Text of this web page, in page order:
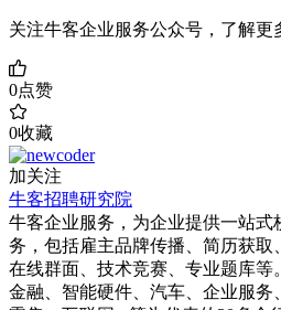
关注牛客企业服务公众号，了解更
0点赞
0收藏
加关注
牛客招聘研究院
牛客企业服务，为企业提供一站式
务，包括雇主品牌传播、简历获取
在线群面、技术竞赛、专业题库等
金融、智能硬件、汽车、企业服